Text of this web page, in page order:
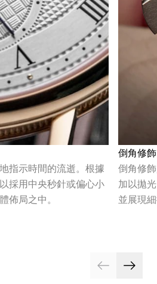
指示時間的流逝。根據
採用中央秒針或偏心小
佈局之中。
倒角修飾
倒角修
加以拋
並展現